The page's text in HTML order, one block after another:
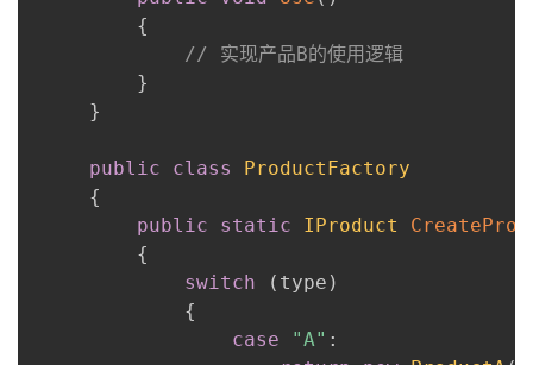
{
// 实现产品B的使用逻辑
}
}
public class
ProductFactory
{
public
static IProduct
{
switch
( type )
{
case
"A" :